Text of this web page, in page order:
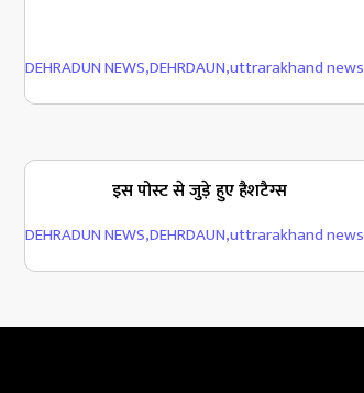
DEHRADUN NEWS,DEHRDAUN,uttrarakhand news
इस पोस्ट से जुड़े हुए हैशटैग्स
DEHRADUN NEWS,DEHRDAUN,uttrarakhand news